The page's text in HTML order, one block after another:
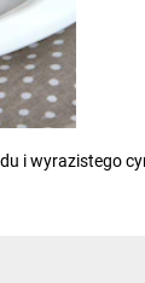
i wyrazistego